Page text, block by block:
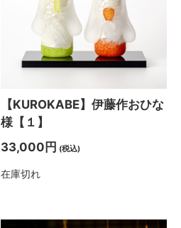
【KUROKABE】伊藤作おひな
様【１】
33,000円 (税込)
在庫切れ